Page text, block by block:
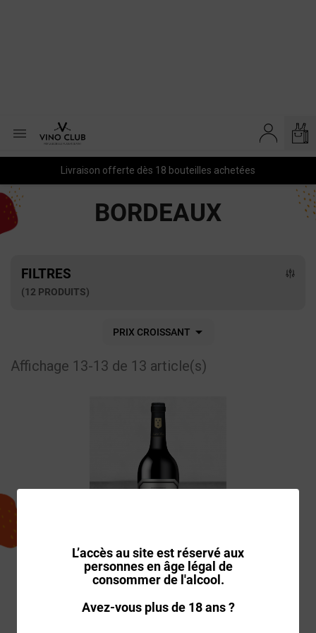
L’accès au site est réservé aux
personnes en âge légal de
consommer de l'alcool.
Avez-vous plus de 18 ans ?

Livraison offerte dès 18 bouteilles achetées
BORDEAUX
FILTRES
(12 PRODUITS)
PRIX CROISSANT 
Affichage 13-13 de 13 article(s)
DUCHESSE DE PAUILLAC